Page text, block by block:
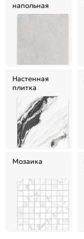
напольная
Настенная
плитка
Мозаика